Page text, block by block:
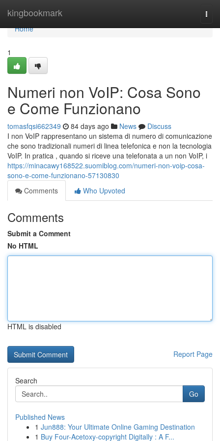
kingbookmark
Home
Home
1
Numeri non VoIP: Cosa Sono
e Come Funzionano
tomasfqsi662349 84 days ago News
Discuss
I non VoIP rappresentano un sistema di numero di comunicazione
che sono tradizionali numeri di linea telefonica e non la tecnologia
VoIP. In pratica , quando si riceve una telefonata a un non VoIP, i
https://minacawy168522.suomiblog.com/numeri-non-voip-cosa-
sono-e-come-funzionano-57130830
Comments
Who Upvoted
Comments
Submit a Comment
No HTML
HTML is disabled
Report Page
Search
Go
Published News
1 Jun888: Your Ultimate Online Gaming Destination
1 Buy Four-Acetoxy-copyright Digitally : A F...